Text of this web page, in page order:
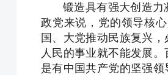
锻造具有强大创造
政党来说，党的领导核
国、大党推动民族复兴
人民的事业就不能发展
是有中国共产党的坚强